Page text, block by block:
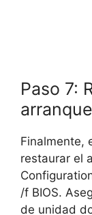
Paso 7:
arranque
Finalmente,
restaurar el
/f BIOS.
de unidad